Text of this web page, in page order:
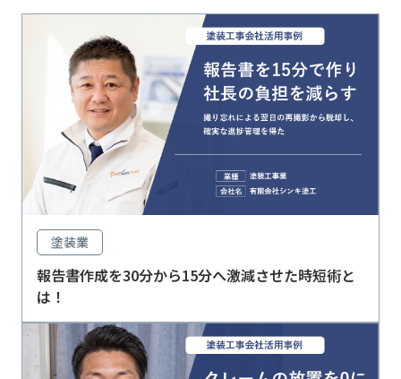
塗装業
報告書作成を30分から15分へ激減させた時短術と
は！